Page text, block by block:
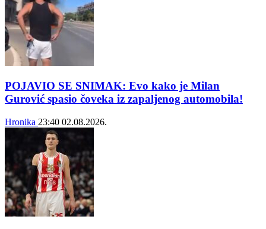
POJAVIO SE SNIMAK: Evo kako je Milan
Gurović spasio čoveka iz zapaljenog automobila!
Hronika 23:40 02.08.2026.